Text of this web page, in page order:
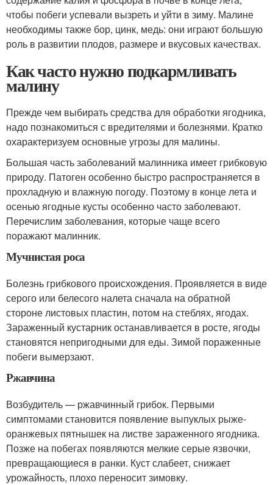
чтобы побеги успевали вызреть и уйти в зиму. Малине
необходимы также бор, цинк, медь: они играют большую
роль в развитии плодов, размере и вкусовых качествах.
Как часто нужно подкармливать
малину
Прежде чем выбирать средства для обработки ягодника,
надо познакомиться с вредителями и болезнями. Кратко
охарактеризуем основные угрозы для малины.
Большая часть заболеваний малинника имеет грибковую
природу. Патоген особенно быстро распространяется в
прохладную и влажную погоду. Поэтому в конце лета и
осенью ягодные кусты особенно часто заболевают.
Перечислим заболевания, которые чаще всего
поражают малинник.
Мучнистая роса
Болезнь грибкового происхождения. Проявляется в виде
серого или белесого налета сначала на обратной
стороне листовых пластин, потом на стеблях, ягодах.
Зараженный кустарник останавливается в росте, ягоды
становятся непригодными для еды. Зимой пораженные
побеги вымерзают.
Ржавчина
Возбудитель — ржавчинный грибок. Первыми
симптомами становится появление выпуклых рыже-
оранжевых пятнышек на листве зараженного ягодника.
Позже на побегах появляются мелкие серые язвочки,
превращающиеся в ранки. Куст слабеет, снижает
урожайность, плохо переносит зимовку.